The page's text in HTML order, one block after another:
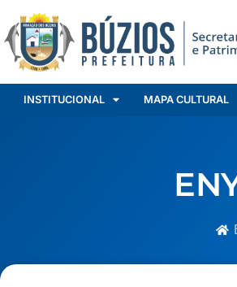
INSTITUCIONAL MAPA CULTURAL